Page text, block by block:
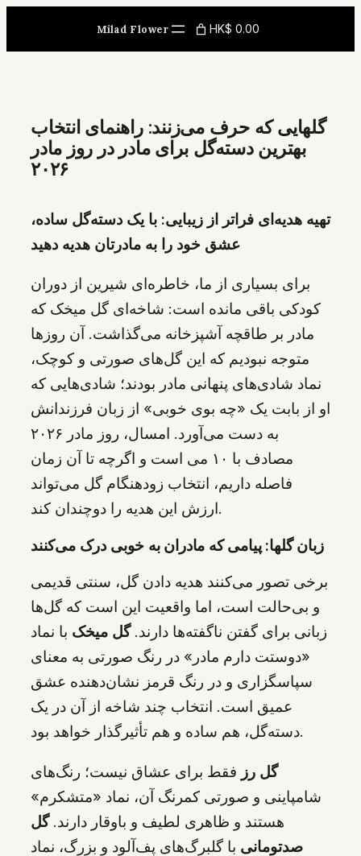
content
Milad Flower HK$ 0.00
گلهایی که حرف می‌زنند: راهنمای انتخاب
بهترین دسته‌گل برای مادر در روز مادر
۲۰۲۶
تهیه هدیه‌ای فراتر از زیبایی: با یک دسته‌گل ساده،
عشق خود را به مادرتان هدیه دهید
برای بسیاری از ما، خاطره‌ای شیرین از دوران
کودکی باقی مانده است: شاخه‌ای گل میخک که
مادر بر طاقچه آشپزخانه می‌گذاشت. آن روزها
متوجه نبودیم که این گل‌های صورتی و کوچک،
نماد شادی‌های پنهانی مادر بودند؛ شادی‌هایی که
او از بابت یک «چه بوی خوبی» از زبان فرزندانش
به دست می‌آورد. امسال، روز مادر ۲۰۲۶
مصادف با ۱۰ می است و اگرچه تا آن زمان
فاصله داریم، انتخاب زودهنگام گل می‌تواند
ارزش این هدیه را دوچندان کند.
زبان گلها: پیامی که مادران به خوبی درک می‌کنند
برخی تصور می‌کنند هدیه دادن گل، سنتی قدیمی
و بی‌حالت است، اما واقعیت این است که گل‌ها
زبانی برای گفتن ناگفته‌ها دارند.گل میخک با نماد
«دوستت دارم مادر» در رنگ صورتی به معنای
سپاسگزاری و در رنگ قرمز نشان‌دهنده عشق
عمیق است. انتخاب چند شاخه از آن در یک
دسته‌گل، هم ساده و هم تأثیرگذار خواهد بود.
گل رز فقط برای عشاق نیست؛ رنگ‌های
شامپاینی و صورتی کمرنگ آن، نماد «متشکرم»
هستند و ظاهری لطیف و باوقار دارند.گل
صدتومانی با گلبرگ‌های پف‌آلود و بزرگ، نماد